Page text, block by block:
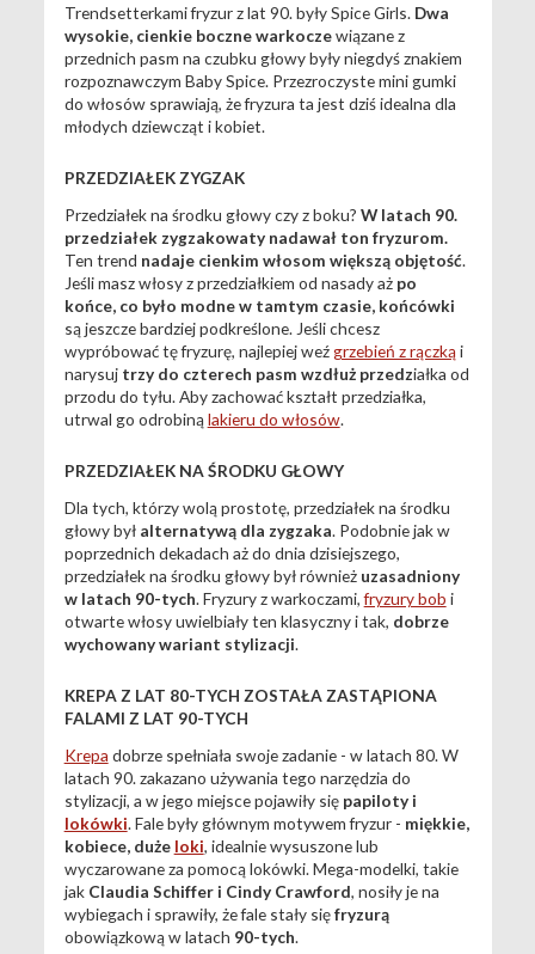
Trendsetterkami fryzur z lat 90. były Spice Girls. Dwa
wysokie, cienkie boczne warkoczewiązane z
przednich pasm na czubku głowy były niegdyś znakiem
rozpoznawczym Baby Spice. Przezroczyste mini gumki
do włosów sprawiają, że fryzura ta jest dziś idealna dla
młodych dziewcząt i kobiet.
PRZEDZIAŁEK ZYGZAK
Przedziałek na środku głowy czy z boku? W latach 90.
przedziałek zygzakowaty nadawał ton fryzurom.
Ten trend nadaje cienkim włosom większą objętość.
Jeśli masz włosy z przedziałkiem od nasady aż po
końce, co było modne w tamtym czasie, końcówki
są jeszcze bardziej podkreślone. Jeśli chcesz
wypróbować tę fryzurę, najlepiej weźgrzebień z rączką i
narysuj trzy do czterech pasm wzdłuż przedziałka od
przodu do tyłu. Aby zachować kształt przedziałka,
utrwal go odrobiną lakieru do włosów.
PRZEDZIAŁEK NA ŚRODKU GŁOWY
Dla tych, którzy wolą prostotę, przedziałek na środku
głowy był alternatywą dla zygzaka. Podobnie jak w
poprzednich dekadach aż do dnia dzisiejszego,
przedziałek na środku głowy był również uzasadniony
w latach 90-tych. Fryzury z warkoczami,fryzury bob i
otwarte włosy uwielbiały ten klasyczny i tak, dobrze
wychowany wariant stylizacji.
KREPA Z LAT 80-TYCH ZOSTAŁA ZASTĄPIONA
FALAMI Z LAT 90-TYCH
Krepa dobrze spełniała swoje zadanie - w latach 80. W
latach 90. zakazano używania tego narzędzia do
stylizacji, a w jego miejsce pojawiły się papiloty i
lokówki. Fale były głównym motywem fryzur - miękkie,
kobiece, duże loki, idealnie wysuszone lub
wyczarowane za pomocą lokówki. Mega-modelki, takie
jak Claudia Schiffer i Cindy Crawford, nosiły je na
wybiegach i sprawiły, że fale stały sięfryzurą
obowiązkową w latach 90-tych.